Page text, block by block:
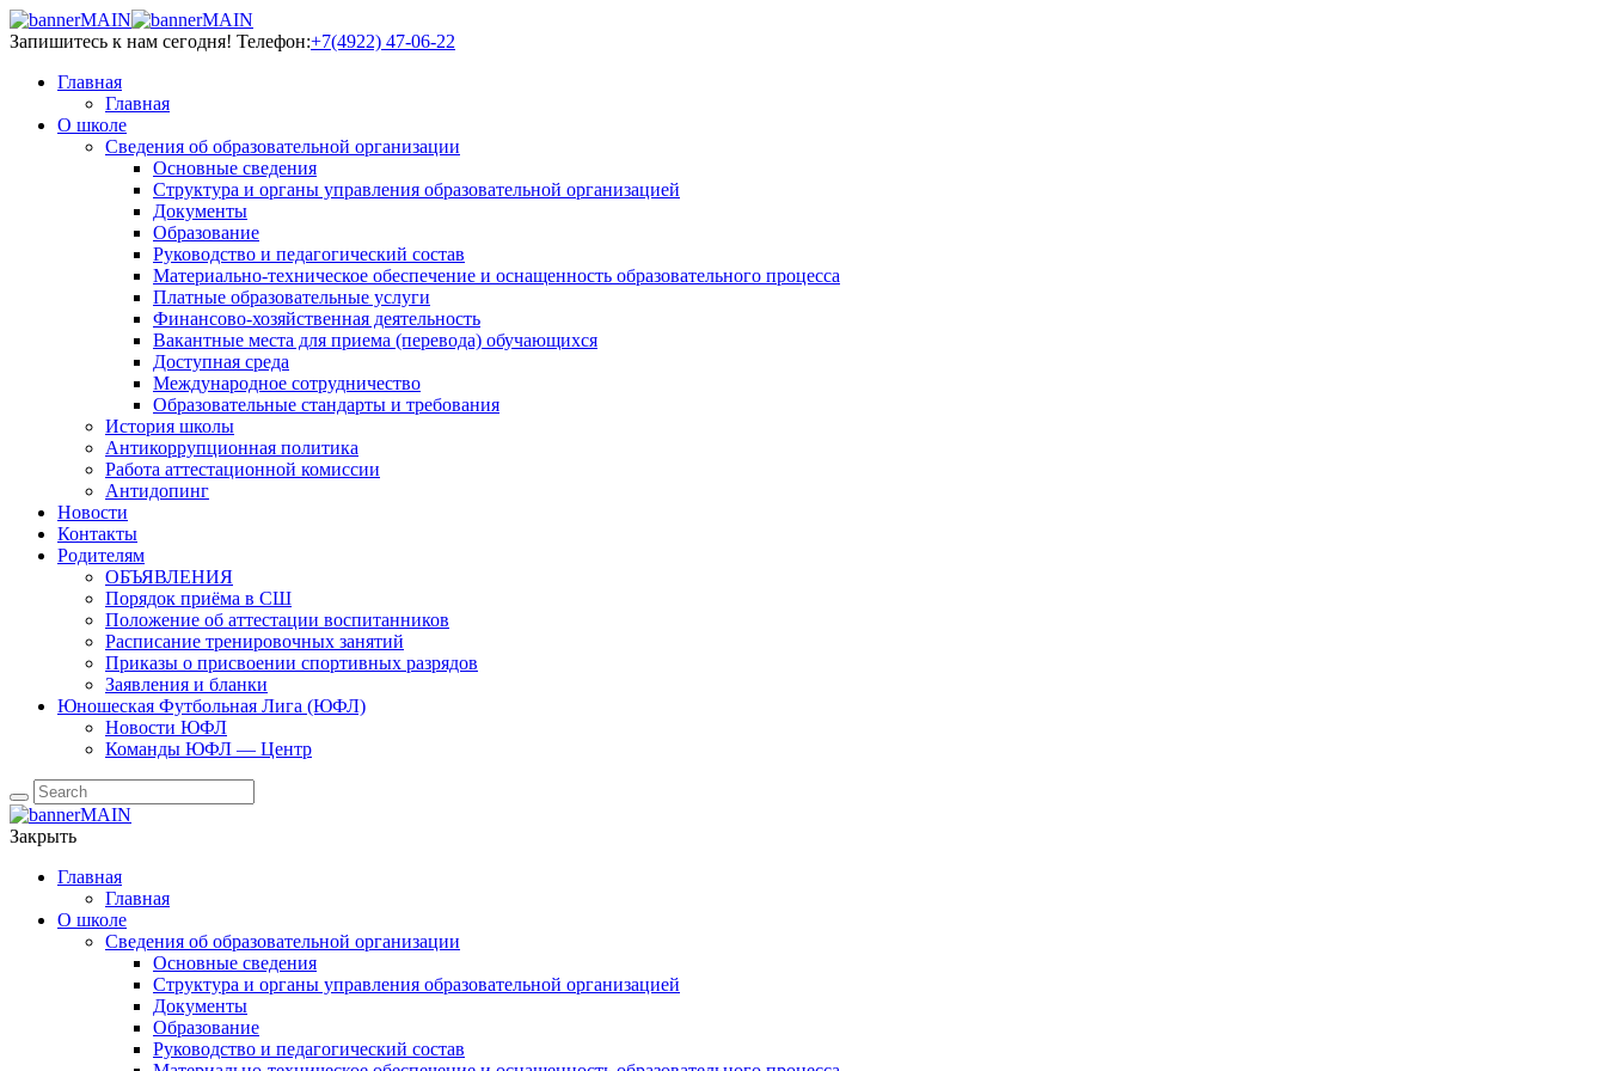
Запишитесь к нам сегодня! Телефон:+7(4922) 47-06-22
Главная
Главная
О школе
Сведения об образовательной организации
Основные сведения
Структура и органы управления образовательной организацией
Документы
Образование
Руководство и педагогический состав
Материально-техническое обеспечение и оснащенность образовательного процесса
Платные образовательные услуги
Финансово-хозяйственная деятельность
Вакантные места для приема (перевода) обучающихся
Доступная среда
Международное сотрудничество
Образовательные стандарты и требования
История школы
Антикоррупционная политика
Работа аттестационной комиссии
Антидопинг
Новости
Контакты
Родителям
ОБЪЯВЛЕНИЯ
Порядок приёма в СШ
Положение об аттестации воспитанников
Расписание тренировочных занятий
Приказы о присвоении спортивных разрядов
Заявления и бланки
Юношеская Футбольная Лига (ЮФЛ)
Новости ЮФЛ
Команды ЮФЛ — Центр
Закрыть
Главная
Главная
О школе
Сведения об образовательной организации
Основные сведения
Структура и органы управления образовательной организацией
Документы
Образование
Руководство и педагогический состав